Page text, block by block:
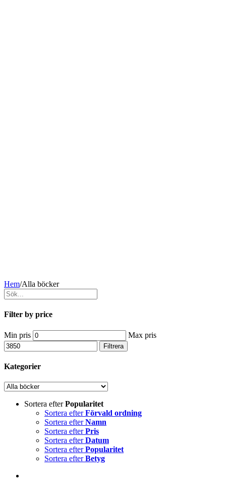
Hem/Alla böcker
Filter by price
Min pris Max pris
Filtrera
Kategorier
Sortera efterPopularitet
Sortera efterFörvald ordning
Sortera efterNamn
Sortera efterPris
Sortera efterDatum
Sortera efterPopularitet
Sortera efterBetyg